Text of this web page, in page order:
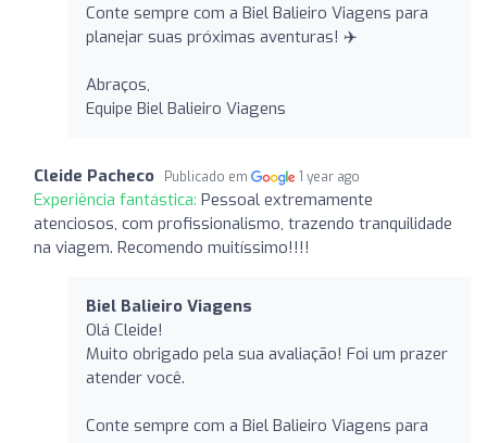
Conte sempre com a Biel Balieiro Viagens para
planejar suas próximas aventuras! ✈️
Abraços,
Equipe Biel Balieiro Viagens
Cleide Pacheco Publicado em 1 year ago
Experiência fantástica: Pessoal extremamente
atenciosos, com profissionalismo, trazendo tranquilidade
na viagem. Recomendo muitíssimo!!!!
Biel Balieiro Viagens
Olá Cleide!
Muito obrigado pela sua avaliação! Foi um prazer
atender você.
Conte sempre com a Biel Balieiro Viagens para